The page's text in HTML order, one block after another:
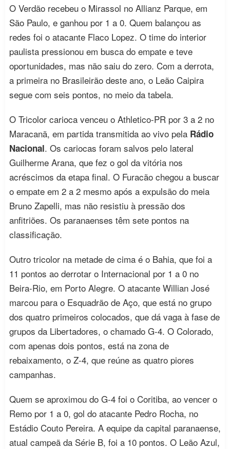
O Verdão recebeu o Mirassol no Allianz Parque, em
São Paulo, e ganhou por 1 a 0. Quem balançou as
redes foi o atacante Flaco Lopez. O time do interior
paulista pressionou em busca do empate e teve
oportunidades, mas não saiu do zero. Com a derrota,
a primeira no Brasileirão deste ano, o Leão Caipira
segue com seis pontos, no meio da tabela.
O Tricolor carioca venceu o Athletico-PR por 3 a 2 no
Maracanã, em partida transmitida ao vivo pela Rádio
Nacional. Os cariocas foram salvos pelo lateral
Guilherme Arana, que fez o gol da vitória nos
acréscimos da etapa final. O Furacão chegou a buscar
o empate em 2 a 2 mesmo após a expulsão do meia
Bruno Zapelli, mas não resistiu à pressão dos
anfitriões. Os paranaenses têm sete pontos na
classificação.
Outro tricolor na metade de cima é o Bahia, que foi a
11 pontos ao derrotar o Internacional por 1 a 0 no
Beira-Rio, em Porto Alegre. O atacante Willian José
marcou para o Esquadrão de Aço, que está no grupo
dos quatro primeiros colocados, que dá vaga à fase de
grupos da Libertadores, o chamado G-4. O Colorado,
com apenas dois pontos, está na zona de
rebaixamento, o Z-4, que reúne as quatro piores
campanhas.
Quem se aproximou do G-4 foi o Coritiba, ao vencer o
Remo por 1 a 0, gol do atacante Pedro Rocha, no
Estádio Couto Pereira. A equipe da capital paranaense,
atual campeã da Série B, foi a 10 pontos. O Leão Azul,